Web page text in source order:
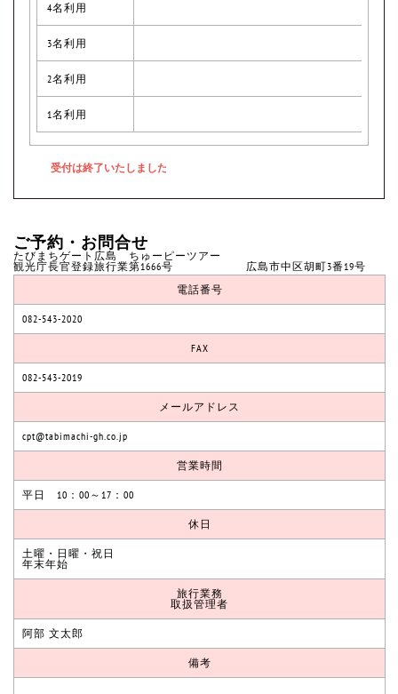
4名利用
3名利用
2名利用
1名利用
ご予約・お問合せ
たびまちゲート広島 ちゅーピーツアー
観光庁長官登録旅行業第1666号 広島市中区胡町3番19号
電話番号
082-543-2020
FAX
082-543-2019
メールアドレス
cpt@tabimachi-gh.co.jp
営業時間
平日 10：00～17：00
休日
土曜・日曜・祝日
年末年始
旅行業務
取扱管理者
阿部 文太郎
備考